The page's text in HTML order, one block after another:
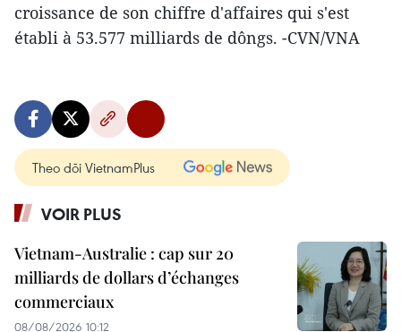
croissance de son chiffre d'affaires qui s'est
établi à 53.577 milliards de dôngs. -CVN/VNA
Theo dõi VietnamPlus
VOIR PLUS
Vietnam-Australie : cap sur 20
milliards de dollars d’échanges
commerciaux
08/08/2026 10:12